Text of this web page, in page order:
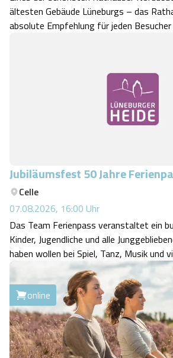
ältesten Gebäude Lüneburgs – das
absolute Empfehlung für jeden
Jubiläumsfest 50 Jahre
Celle
07.08.2026, 16:00 Uhr
Das Team Ferienpass veranstaltet ein
Kinder, Jugendliche und alle
haben wollen bei Spiel, Tanz, Musik und
online